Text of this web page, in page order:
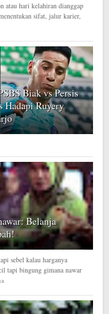
atau hari kelahiran dianggap
sifat, jalur karier,
Biak vs Persis
Hadapi Ruyery
Belanja
sebel kalau harganya
tapi bingung gimana nawar